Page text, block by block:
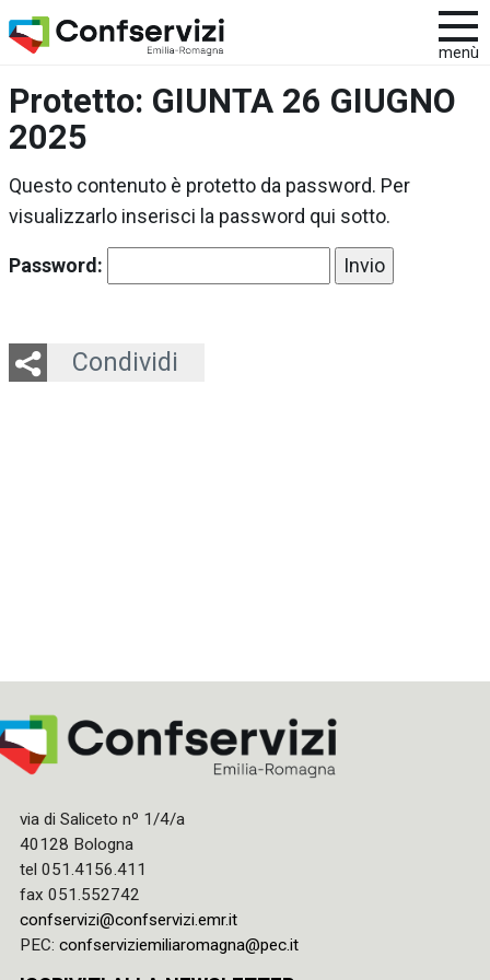
menù
Protetto: GIUNTA 26 GIUGNO
2025
Questo contenuto è protetto da password. Per
visualizzarlo inserisci la password qui sotto.
Password:
Condividi
Twitter
LinkedIn
Email
Whatsapp
via di Saliceto nº 1/4/a
40128 Bologna
tel 051.4156.411
fax 051.552742
confservizi@confservizi.emr.it
PEC: confserviziemiliaromagna@pec.it